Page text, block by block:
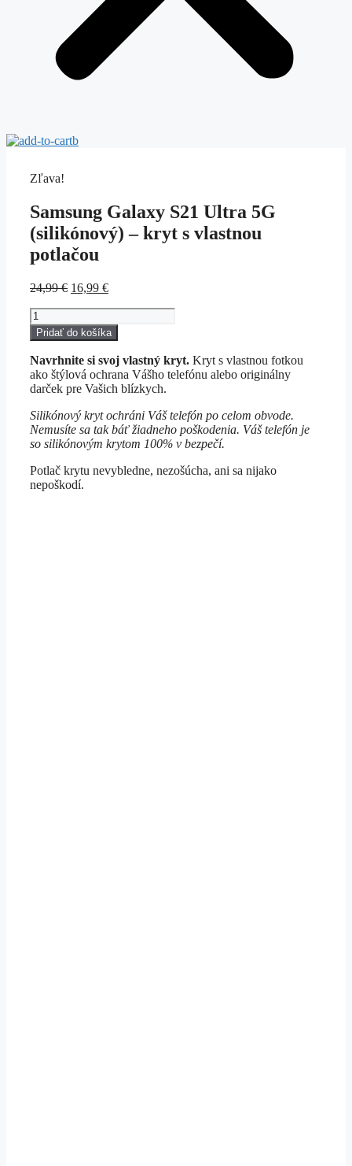
Zľava!
Samsung Galaxy S21 Ultra 5G
(silikónový) – kryt s vlastnou
potlačou
24,99€ Original
24,99 €.
16,99 €Current
16,99 €.
množstvo
Samsung
Galaxy
S21
Ultra
5G
(silikónový)
-
kryt
s
potlačou
Pridať do košíka
Navrhnite si svoj vlastný kryt. Kryt s vlastnou fotkou
ako štýlová ochrana Vášho telefónu alebo originálny
darček pre Vašich blízkych.
Silikónový kryt ochráni Váš telefón po celom obvode.
Nemusíte sa tak báť žiadneho poškodenia. Váš telefón je
so silikónovým krytom 100% v bezpečí.
Potlač krytu nevybledne, nezošúcha, ani sa nijako
nepoškodí.